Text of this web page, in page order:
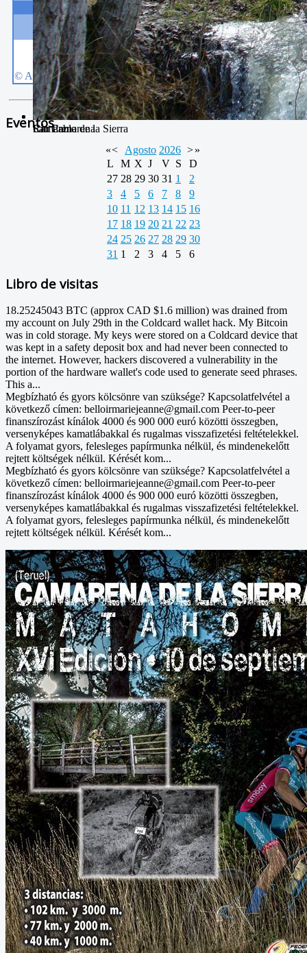
Camarena de la Sierra
San Pablo
Río Camarena
Eventos
«< Agosto 2026 >»
L
M X J V S
D
27 28 29 30 31 1
2
3
4 5 6 7 8
9
10 11 12 13 14 15 16
17 18 19 20 21 22 23
24 25 26 27 28 29 30
31 1 2 3 4 5 6
Libro de visitas
18.25245043 BTC (approx CAD $1.6 million) was drained from
my account on July 29th in the Coldcard wallet hack. My Bitcoin
was in cold storage. My keys were stored on a Coldcard device that
was kept in a safety deposit box and had never been connected to
the internet. However, hackers discovered a vulnerability in the
portion of the hardware wallet's code used to generate seed phrases.
This a...
Megbízható és gyors kölcsönre van szüksége? Kapcsolatfelvétel a
következő címen: belloirmariejeanne@gmail.com Peer-to-peer
finanszírozást kínálok 4000 és 900 000 euró közötti összegben,
versenyképes kamatlábakkal és rugalmas visszafizetési feltételekkel.
A folyamat gyors, felesleges papírmunka nélkül, és mindenekelőtt
rejtett költségek nélkül. Kérését kom...
Megbízható és gyors kölcsönre van szüksége? Kapcsolatfelvétel a
következő címen: belloirmariejeanne@gmail.com Peer-to-peer
finanszírozást kínálok 4000 és 900 000 euró közötti összegben,
versenyképes kamatlábakkal és rugalmas visszafizetési feltételekkel.
A folyamat gyors, felesleges papírmunka nélkül, és mindenekelőtt
rejtett költségek nélkül. Kérését kom...